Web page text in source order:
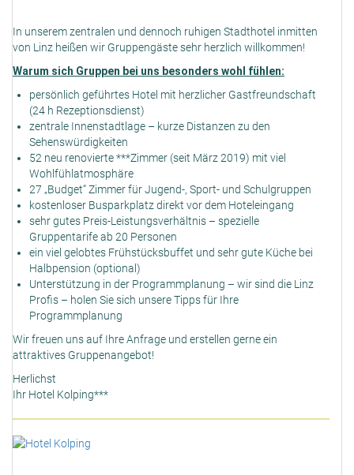
In unserem zentralen und dennoch ruhigen Stadthotel inmitten
von Linz heißen wir Gruppengäste sehr herzlich willkommen!
Warum sich Gruppen bei uns besonders wohl fühlen:
persönlich geführtes Hotel mit herzlicher Gastfreundschaft
(24 h Rezeptionsdienst)
zentrale Innenstadtlage – kurze Distanzen zu den
Sehenswürdigkeiten
52 neu renovierte ***Zimmer (seit März 2019) mit viel
Wohlfühlatmosphäre
27 „Budget“ Zimmer für Jugend-, Sport- und Schulgruppen
kostenloser Busparkplatz direkt vor dem Hoteleingang
sehr gutes Preis-Leistungsverhältnis – spezielle
Gruppentarife ab 20 Personen
ein viel gelobtes Frühstücksbuffet und sehr gute Küche bei
Halbpension (optional)
Unterstützung in der Programmplanung – wir sind die Linz
Profis – holen Sie sich unsere Tipps für Ihre
Programmplanung
Wir freuen uns auf Ihre Anfrage und erstellen gerne ein
attraktives Gruppenangebot!
Herlichst
Ihr Hotel Kolping***